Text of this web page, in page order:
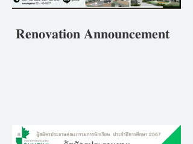
𝐑𝐞𝐧𝐨𝐯𝐚𝐭𝐢𝐨𝐧 𝐀𝐧𝐧𝐨𝐮𝐧𝐜𝐞𝐦𝐞𝐧𝐭